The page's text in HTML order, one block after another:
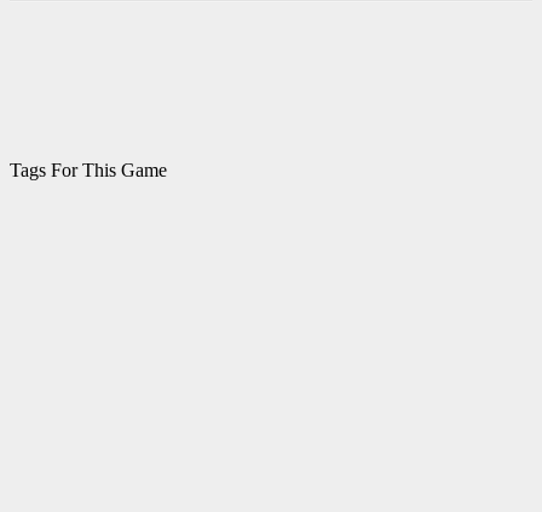
Tags For This Game